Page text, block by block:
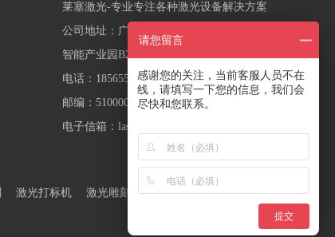
莱塞激光-专业专注各种激光设备解决方案
公司地址：广州市黄埔区禾丰一街10号昕恒
智能产业园B2栋4楼
电话：18565508110
邮编：510000
电子信箱：laser@laisai.net
激光打标机 激光雕刻机 激光喷码机
自动化激
请您留言
感谢您的关注，当前客服人员不在
线，请填写一下您的信息，我们会
尽快和您联系。
提交